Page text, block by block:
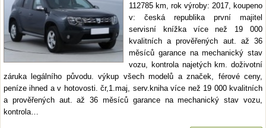
112785 km, rok výroby: 2017, koupeno
v: česká republika první majitel
servisní knížka více než 19 000
kvalitních a prověřených aut. až 36
měsíců garance na mechanický stav
vozu, kontrola najetých km. doživotní
záruka legálního původu. výkup všech modelů a značek, férové ceny,
peníze ihned a v hotovosti. čr,1.maj, serv.kniha více než 19 000 kvalitních
a prověřených aut. až 36 měsíců garance na mechanický stav vozu,
kontrola…